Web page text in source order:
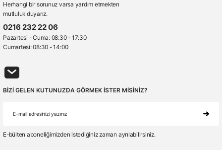
Herhangi bir sorunuz varsa yardım etmekten
mutluluk duyarız.
0216 232 22 06
Pazartesi - Cuma: 08:30 - 17:30
Cumartesi: 08:30 - 14:00
BİZİ GELEN KUTUNUZDA GÖRMEK İSTER MİSİNİZ?
E-bülten aboneliğimizden istediğiniz zaman ayrılabilirsiniz.